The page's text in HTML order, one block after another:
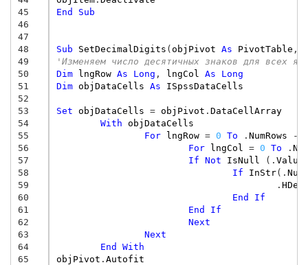
45
46
47
48
49
50
51
52
53
54
55
56
57
58
59
60
61
62
63
64
65
End
Sub
Sub SetDecimalDigits (objPivot As PivotTable ,
'Изменяем число десятичных знаков для всех
Dim
lngRow As Long , lngCol As
Long
Dim objDataCells As ISpssDataCells
Set objDataCells = objPivot . DataCellArray
With objDataCells
For
lngRow = 0 To . NumRows -
For
lngCol = 0 To .
If Not IsNull (.
If
InStr(.
.
End
If
End
If
Next
Next
End
With
objPivot . Autofit